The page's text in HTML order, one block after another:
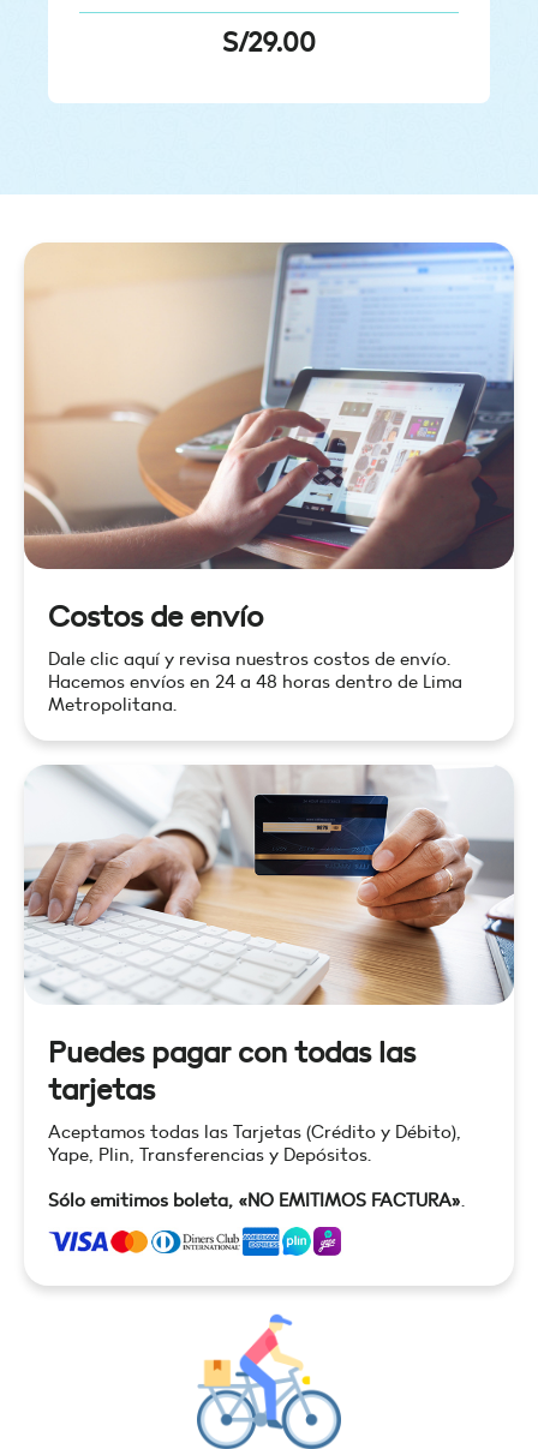
S/29.00
Costos de envío
Dale clic aquí y revisa nuestros costos de envío.
Hacemos envíos en 24 a 48 horas dentro de Lima
Metropolitana.
Puedes pagar con todas las
tarjetas
Aceptamos todas las Tarjetas (Crédito y Débito),
Yape, Plin, Transferencias y Depósitos.
Sólo emitimos boleta, «NO EMITIMOS FACTURA».